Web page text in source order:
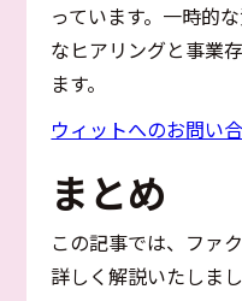
っています。一時的
なヒアリングと事業
ます。
ウィットへのお問い
まとめ
この記事では、ファ
詳しく解説いたしまし